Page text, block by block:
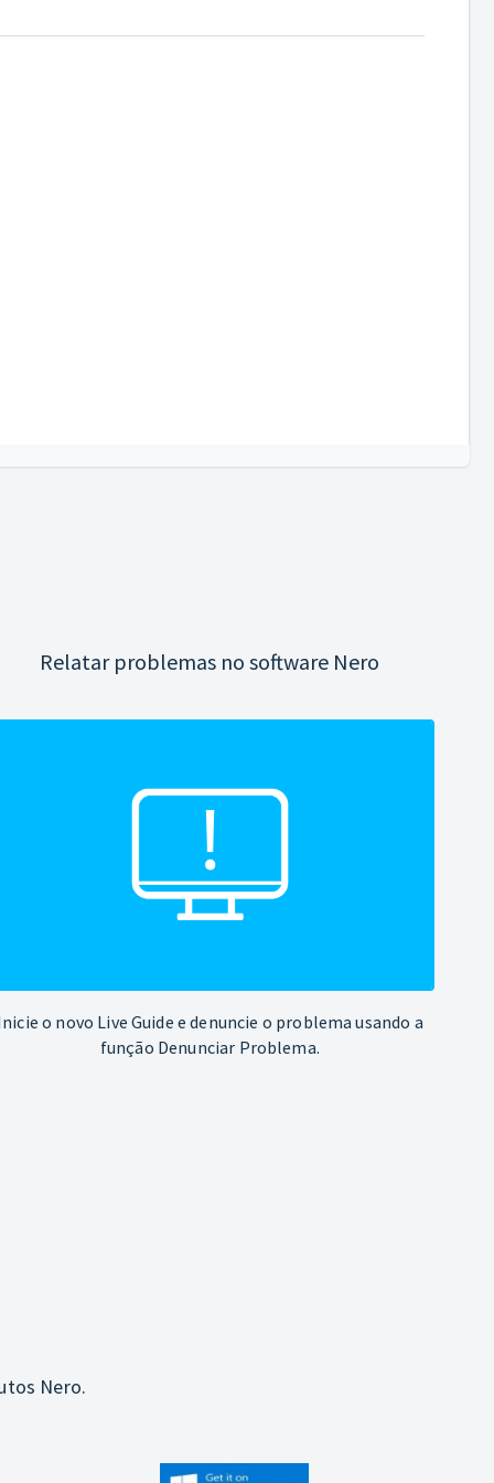
Relatar problemas no software Nero
o novo Live Guide e denuncie o problema usando a
função Denunciar Problema.
Nero.